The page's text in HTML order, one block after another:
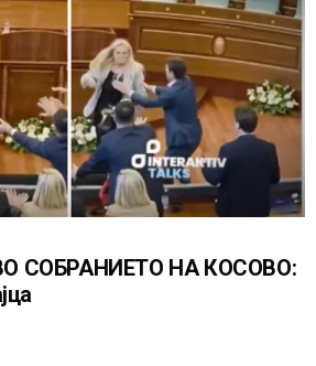
СОБРАНИЕТО НА КОСОВО: